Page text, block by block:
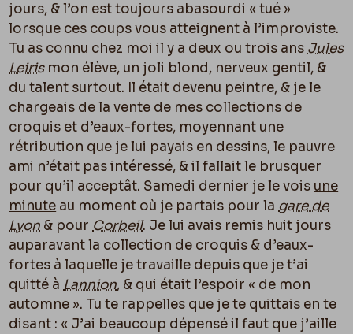
jours, & l’on est toujours abasourdi « tué »
lorsque ces coups vous atteignent à l’improviste.
Tu as connu chez moi il y a deux ou trois ans Jules
Leirismon élève, un joli blond, nerveux gentil, &
du talent surtout. Il était devenu peintre, & je le
chargeais de la vente de mes collections de
croquis et d’eaux-fortes, moyennant une
rétribution que je lui payais en dessins, le pauvre
ami n’était pas intéressé, & il fallait le brusquer
pour qu’il acceptât. Samedi dernier je le vois une
minute au moment où je partais pour la gare de
Lyon & pour Corbeil. Je lui avais remis huit jours
auparavant la collection de croquis & d’eaux-
fortes à laquelle je travaille depuis que je t’ai
quitté à Lannion, & qui était l’espoir « de mon
automne ». Tu te rappelles que je te quittais en te
disant : « J’ai beaucoup dépensé il faut que j’aille